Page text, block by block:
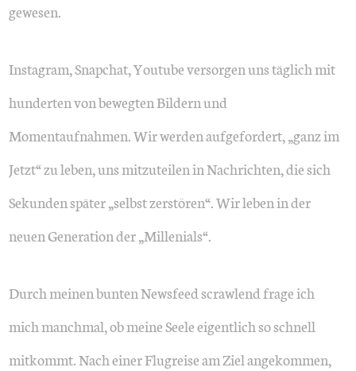
gewesen.
Instagram, Snapchat, Youtube versorgen uns täglich mit
hunderten von bewegten Bildern und
Momentaufnahmen. Wir werden aufgefordert, „ganz im
Jetzt“ zu leben, uns mitzuteilen in Nachrichten, die sich
Sekunden später „selbst zerstören“. Wir leben in der
neuen Generation der „Millenials“.
Durch meinen bunten Newsfeed scrawlend frage ich
mich manchmal, ob meine Seele eigentlich so schnell
mitkommt. Nach einer Flugreise am Ziel angekommen,